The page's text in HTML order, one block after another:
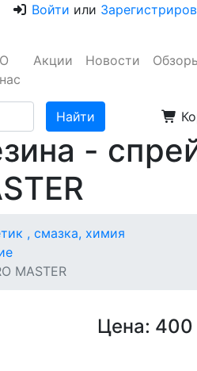
Войти или
О
нас
Акции Новости
-
, смазка, химия
MASTER
Цена: 400